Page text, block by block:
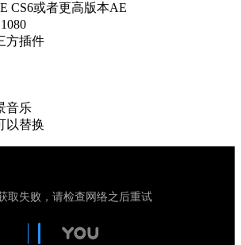
CS6或者更高版本AE
方插件
音乐
以替换